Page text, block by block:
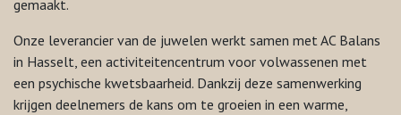
gemaakt.
Onze leverancier van de juwelen werkt samen met AC Balans
in Hasselt, een activiteitencentrum voor volwassenen met
een psychische kwetsbaarheid. Dankzij deze samenwerking
krijgen deelnemers de kans om te groeien in een warme,